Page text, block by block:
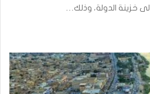
خزينة الدولة، وذلك…